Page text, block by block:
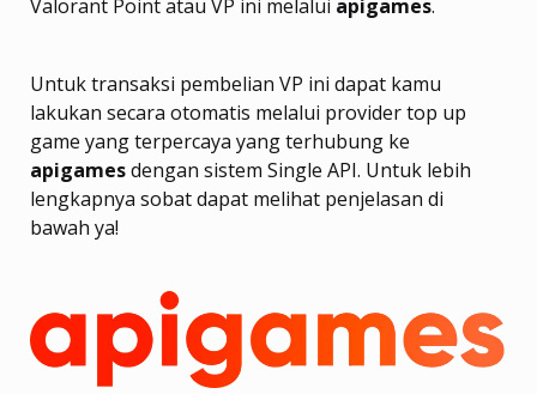
Valorant Point atau VP ini melalui apigames.
Untuk transaksi pembelian VP ini dapat kamu
lakukan secara otomatis melalui provider top up
game yang terpercaya yang terhubung ke
apigamesdengan sistem Single API. Untuk lebih
lengkapnya sobat dapat melihat penjelasan di
bawah ya!